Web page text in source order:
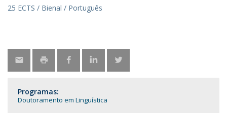
25 ECTS / Bienal / Português
Programas:
Doutoramento em Linguística